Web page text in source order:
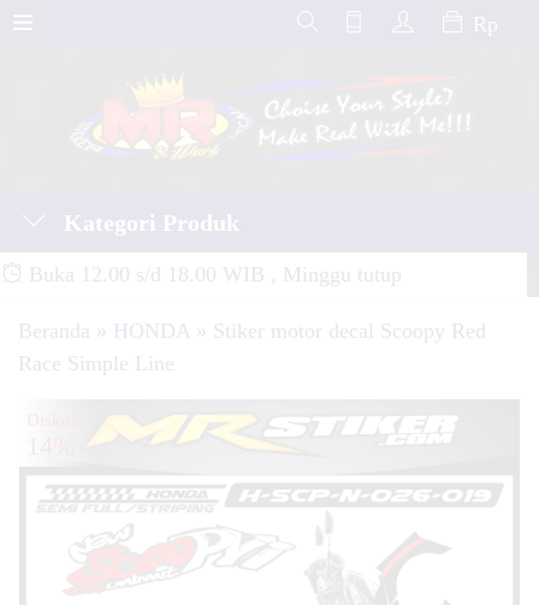
Rp
Kategori Produk
Buka 12.00 s/d 18.00 WIB , Minggu tutup
Beranda » HONDA » Stiker motor decal Scoopy Red
Race Simple Line